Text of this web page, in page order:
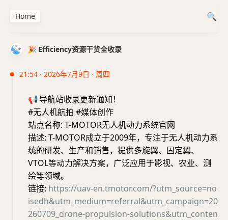
🎉 Efficiency资源干货全收录
21:54 · 2026年7月9日 · 周四
📢导航站收录更新通知！
#无人机航拍 #媒体创作
站点名称: T-MOTOR无人机动力系统官网
描述: T-MOTOR成立于2009年，专注于无人机动力系
统的研发、生产和销售，提供多旋翼、固定翼、
VTOL等动力解决方案，广泛应用于影视、农业、测
绘等领域。
链接: https://uav-en.tmotor.com/?utm_source=no
isedh&utm_medium=referral&utm_campaign=20
260709_drone-propulsion-solutions&utm_conten
Home